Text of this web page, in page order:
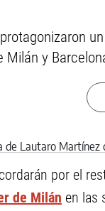
Milán y
por el
de Milán en las